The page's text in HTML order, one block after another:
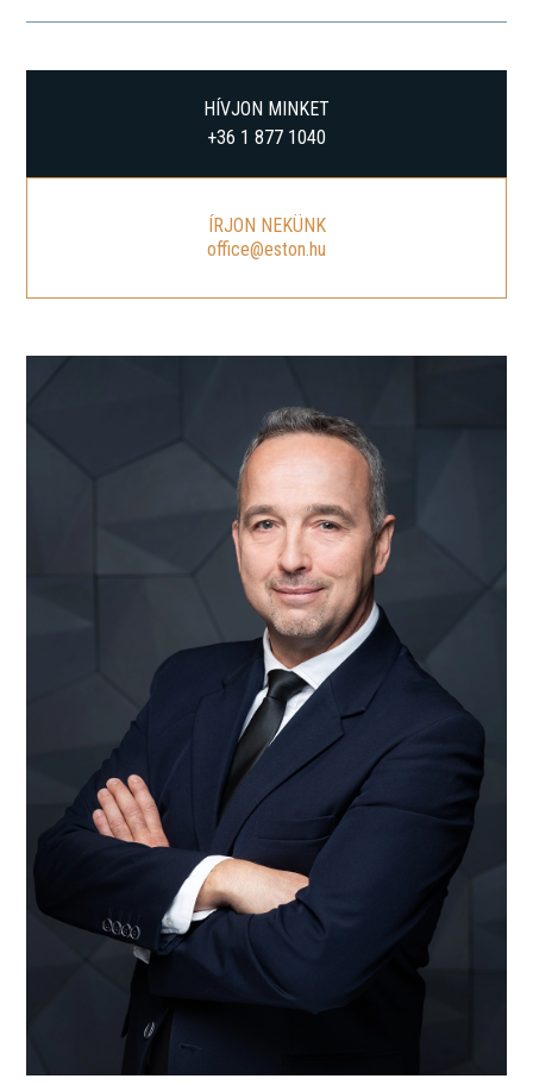
HÍVJON MINKET
+36 1 877 1040
ÍRJON NEKÜNK
office@eston.hu